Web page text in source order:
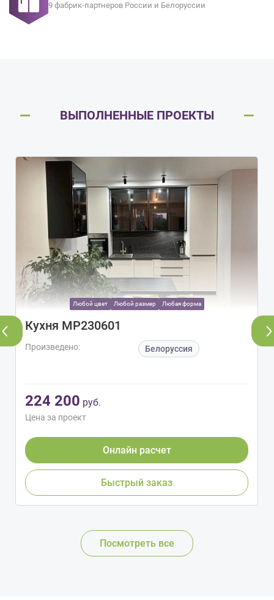
9 фабрик-партнеров России и Белоруссии
ВЫПОЛНЕННЫЕ ПРОЕКТЫ
Любой цвет Любой размер Любая форма
Кухня МР230601
Произведено: Белоруссия
224 200 руб.
Цена за проект
Онлайн расчет
Быстрый заказ
Посмотреть все